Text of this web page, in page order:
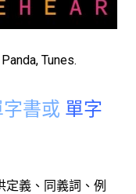
Tunes.
書或 單字
義、同義詞、例